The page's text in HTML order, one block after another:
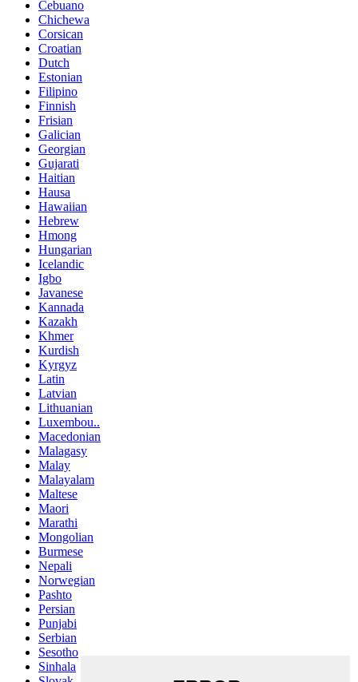
Cebuano
Chichewa
Corsican
Croatian
Dutch
Estonian
Filipino
Finnish
Frisian
Galician
Georgian
Gujarati
Haitian
Hausa
Hawaiian
Hebrew
Hmong
Hungarian
Icelandic
Igbo
Javanese
Kannada
Kazakh
Khmer
Kurdish
Kyrgyz
Latin
Latvian
Lithuanian
Luxembou..
Macedonian
Malagasy
Malay
Malayalam
Maltese
Maori
Marathi
Mongolian
Burmese
Nepali
Norwegian
Pashto
Persian
Punjabi
Serbian
Sesotho
Sinhala